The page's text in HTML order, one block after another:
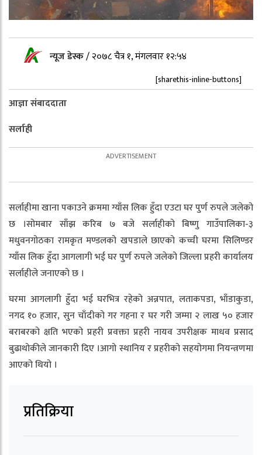
न्यूज डेस्क/२०७८ चैत्र १, मंगलवार १२:५४
[sharethis-inline-buttons]
आज्ञा संबाददाता
सर्लाही
सर्लाहीमा खाना पकाउने क्रममा ग्याँस लिक हुँदा एउटा घर पुर्ण रुपले जलेको
छ ।सोमबार साँझ करिब ७ बजे सर्लाहीको बिष्णु गाउँपालिका-३
मधुवनगोठका रामकृत मण्डलको खपडाले छाएको कच्ची घरमा सिलिण्डर
ग्याँस लिक हुँदा आगलागी भई घर पुर्ण रुपले जलेको जिल्ला प्रहरी कार्यालय
सर्लाहीले जनाएको छ ।
घरमा आगलागी हुँदा भई घरभित्र रहेको अन्नपात, लताकपडा, भाँडाकुडा,
नगद १० हजार, सुन चाँदीको गर गहना र घर गरी जम्मा २ लाख ५० हजार
बराबरको क्षति भएको प्रहरी प्रवक्ता प्रहरी नायव उपरीक्षक माधव प्रसाद
बुढाथोकीले जानकारी दिए ।आगो स्थानिय र प्रहरीको सहयोगमा नियन्त्रणमा
आएको थियो ।
प्रतिक्रिया